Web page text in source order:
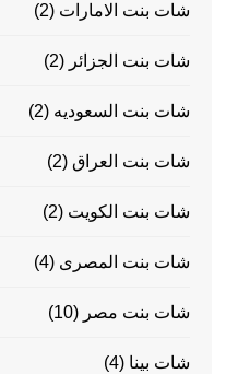
شات بنت الامارات (2)
شات بنت الجزائر (2)
شات بنت السعوديه (2)
شات بنت العراق (2)
شات بنت الكويت (2)
شات بنت المصرى (4)
شات بنت مصر (10)
شات بينا (4)